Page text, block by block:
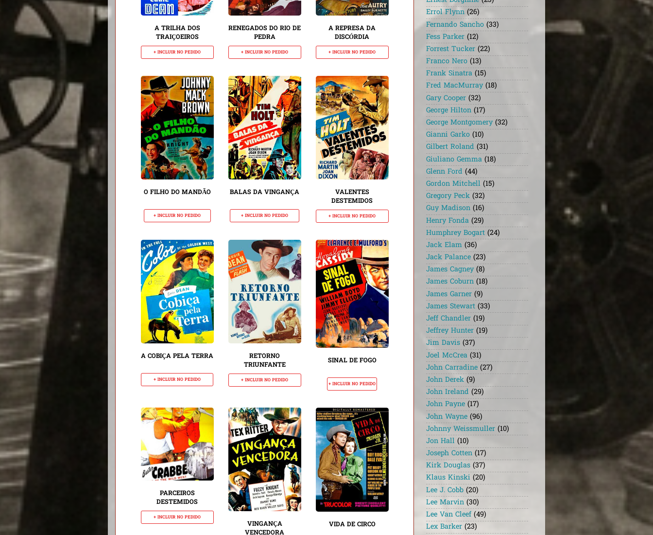
A TRILHA DOS
TRAIÇOEIROS
+ INCLUIR NO PEDIDO
RENEGADOS DO RIO DE
PEDRA
+ INCLUIR NO PEDIDO
A REPRESA DA
DISCÓRDIA
+ INCLUIR NO PEDIDO
O FILHO DO MANDÃO
+ INCLUIR NO PEDIDO
BALAS DA VINGANÇA
+ INCLUIR NO PEDIDO
VALENTES
DESTEMIDOS
+ INCLUIR NO PEDIDO
A COBIÇA PELA TERRA
+ INCLUIR NO PEDIDO
RETORNO
TRIUNFANTE
+ INCLUIR NO PEDIDO
SINAL DE FOGO
+ INCLUIR NO PEDIDO
PARCEIROS
DESTEMIDOS
+ INCLUIR NO PEDIDO
VINGANÇA
VENCEDORA
VIDA DE CIRCO
Errol Flynn (26)
Fernando Sancho (33)
Fess Parker (12)
Forrest Tucker (22)
Franco Nero (13)
Frank Sinatra (15)
Fred MacMurray (18)
Gary Cooper (32)
George Hilton (17)
George Montgomery (32)
Gianni Garko (10)
Gilbert Roland (31)
Giuliano Gemma (18)
Glenn Ford (44)
Gordon Mitchell (15)
Gregory Peck (32)
Guy Madison (16)
Henry Fonda (29)
Humphrey Bogart (24)
Jack Elam (36)
Jack Palance (23)
James Cagney (8)
James Coburn (18)
James Garner (9)
James Stewart (33)
Jeff Chandler (19)
Jeffrey Hunter (19)
Jim Davis (37)
Joel McCrea (31)
John Carradine (27)
John Derek (9)
John Ireland (29)
John Payne (17)
John Wayne (96)
Johnny Weissmuller (10)
Jon Hall (10)
Joseph Cotten (17)
Kirk Douglas (37)
Klaus Kinski (20)
Lee J. Cobb (20)
Lee Marvin (30)
Lee Van Cleef (49)
Lex Barker (23)